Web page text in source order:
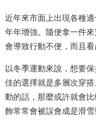
近年來市面上出現各種
年年增強。隨便拿一件
會導致行動不便，而且看
以冬季運動來說，想要
佳的選擇就是多層次穿
動的話，那麼或許就會
飾常常會被誤會成是滑雪